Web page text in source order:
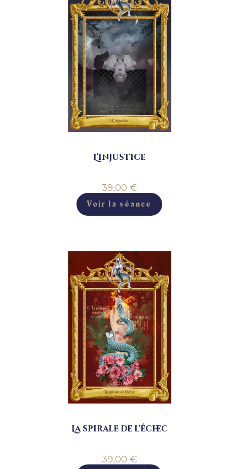
L’injustice
39,00 €
Voir la séance
La spirale de l’échec
39,00 €